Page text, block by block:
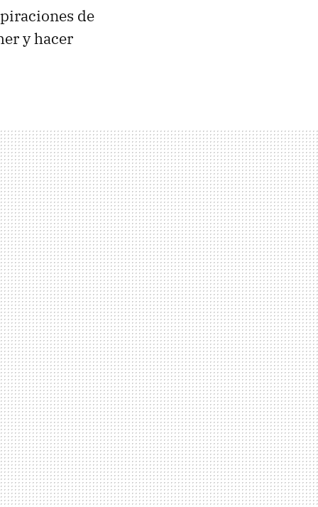
de
y hacer